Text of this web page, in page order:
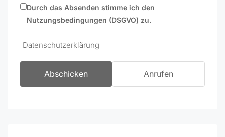
Durch das Absenden stimme ich den
Nutzungsbedingungen (DSGVO) zu.
Datenschutzerklärung
Abschicken Anrufen